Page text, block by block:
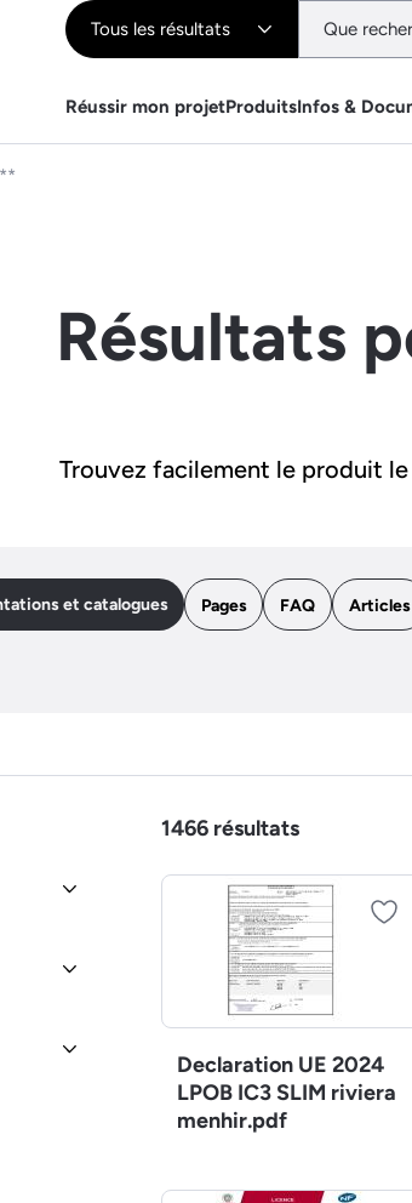
Tous les résultats
Réussir mon projetProduitsInfos &
Résultats
Trouvez facilement le produit
et catalogues Pages FAQ Articles
1466 résultats
Declaration UE 2024
LPOB IC3 SLIM riviera
menhir.pdf